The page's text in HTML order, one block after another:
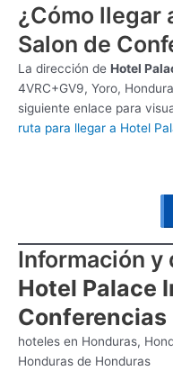
¿Cómo llegar
Salon de
La dirección de Hotel
4VRC+GV9, Yoro,
siguiente enlace para
ruta para llegar a Hotel
Información y
Hotel Palace
Conferencias
hoteles en Honduras,
Honduras de Honduras